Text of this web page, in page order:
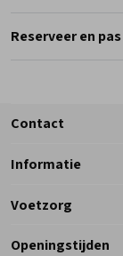
Reserveer en
Contact
Telefoon
Informatie
Voetzorg
Openingstijden